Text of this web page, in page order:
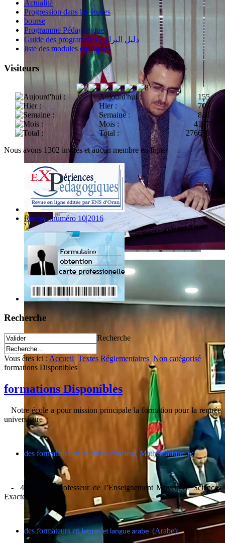
Actualité
Progression dans les études
bourse
Programme Pédagogique
Guide des programmes دليل البرامج
liste des modules enseignés
Visiteurs
Aujourd'hui :
155
Hier :
703
Semaine :
818
Mois :
4157
Total :
276658
Nous avons 1302 invités et aucun membre en ligne
Revues :numéro 10|2016
Recherche
Recherche
Vous êtes ici : Accueil Textes Réglementaires Non catégorisé
formations Disponibles
formations Disponibles
Notre école a pour mission principale la formation pour la rentrée
universitaire :
des formateurs en sciences exactes ( Mathématique ) :
- 408 Professeur de l’Enseignement Moyen en Sciences
Exactes (P.E.M.).
des formateurs enlettres et langue arabe (Arabe):